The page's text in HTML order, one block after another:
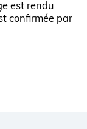
est rendu
confirmée par